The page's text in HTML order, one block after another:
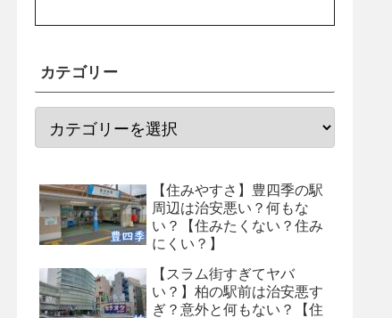
カテゴリー
【住みやすさ】豊四季の駅
周辺は治安悪い？何もな
い？【住みたくない？住み
にくい？】
【スラム街すぎてヤバ
い？】柏の駅前は治安悪す
ぎ？意外と何もない？【住